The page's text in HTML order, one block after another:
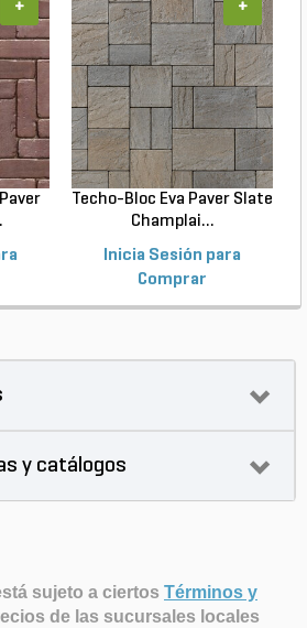
+
Techo-Bloc Eva Paver Slate
Champlai...
Inicia Sesión para
Comprar
+
y catálogos
sujeto a ciertos Términos y
de las sucursales locales